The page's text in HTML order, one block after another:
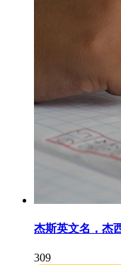
杰斯英文名，杰
309